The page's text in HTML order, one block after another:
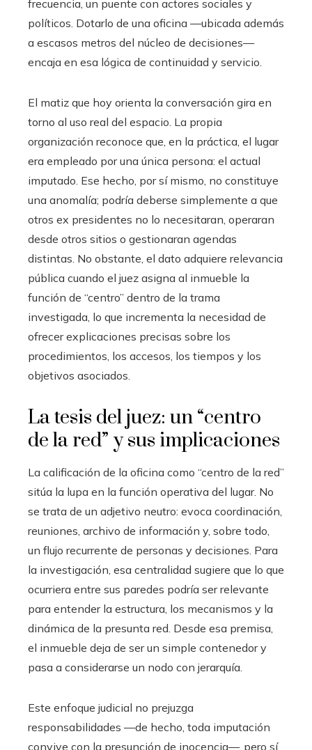
frecuencia, un puente con actores sociales y
políticos. Dotarlo de una oficina —ubicada además
a escasos metros del núcleo de decisiones—
encaja en esa lógica de continuidad y servicio.
El matiz que hoy orienta la conversación gira en
torno al uso real del espacio. La propia
organización reconoce que, en la práctica, el lugar
era empleado por una única persona: el actual
imputado. Ese hecho, por sí mismo, no constituye
una anomalía; podría deberse simplemente a que
otros ex presidentes no lo necesitaran, operaran
desde otros sitios o gestionaran agendas
distintas. No obstante, el dato adquiere relevancia
pública cuando el juez asigna al inmueble la
función de “centro” dentro de la trama
investigada, lo que incrementa la necesidad de
ofrecer explicaciones precisas sobre los
procedimientos, los accesos, los tiempos y los
objetivos asociados.
La tesis del juez: un “centro
de la red” y sus implicaciones
La calificación de la oficina como “centro de la red”
sitúa la lupa en la función operativa del lugar. No
se trata de un adjetivo neutro: evoca coordinación,
reuniones, archivo de información y, sobre todo,
un flujo recurrente de personas y decisiones. Para
la investigación, esa centralidad sugiere que lo que
ocurriera entre sus paredes podría ser relevante
para entender la estructura, los mecanismos y la
dinámica de la presunta red. Desde esa premisa,
el inmueble deja de ser un simple contenedor y
pasa a considerarse un nodo con jerarquía.
Este enfoque judicial no prejuzga
responsabilidades —de hecho, toda imputación
convive con la presunción de inocencia—, pero sí